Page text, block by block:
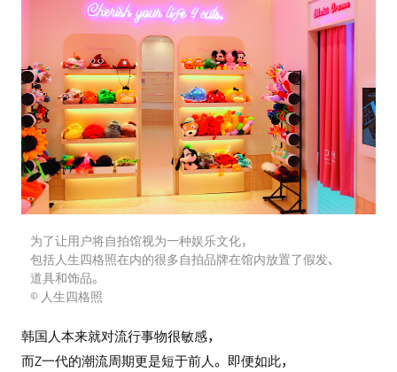
为了让用户将自拍馆视为一种娱乐文化，
包括人生四格照在内的很多自拍品牌在馆内放置了假发、
道具和饰品。
© 人生四格照
韩国人本来就对流行事物很敏感，
而Z一代的潮流周期更是短于前人。即便如此，